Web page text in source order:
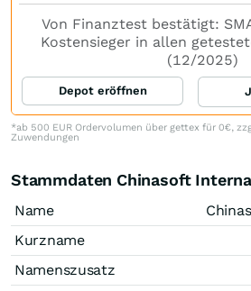
Von Finanztest bestätigt:
Kostensieger in allen
(12/2025)
Depot eröffnen
*ab 500 EUR Ordervolumen über gettex für 0€,
Zuwendungen
Stammdaten Chinasoft
Name
Kurzname
Namenszusatz